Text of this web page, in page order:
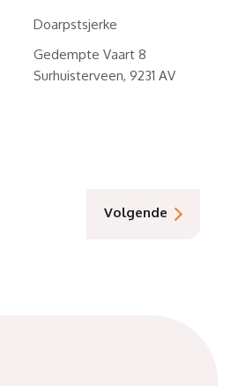
Doarpstsjerke
Gedempte Vaart 8
Surhuisterveen, 9231 AV
Volgende